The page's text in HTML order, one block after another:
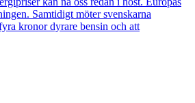
Samtidigt möter svenskarna
kronor dyrare bensin och att